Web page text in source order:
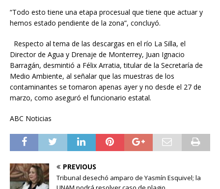
“Todo esto tiene una etapa procesual que tiene que actuar y
hemos estado pendiente de la zona”, concluyó.
Respecto al tema de las descargas en el río La Silla, el
Director de Agua y Drenaje de Monterrey, Juan Ignacio
Barragán, desmintió a Félix Arratia, titular de la Secretaría de
Medio Ambiente, al señalar que las muestras de los
contaminantes se tomaron apenas ayer y no desde el 27 de
marzo, como aseguró el funcionario estatal.
ABC Noticias
PREVIOUS
Tribunal desechó amparo de Yasmín Esquivel; la